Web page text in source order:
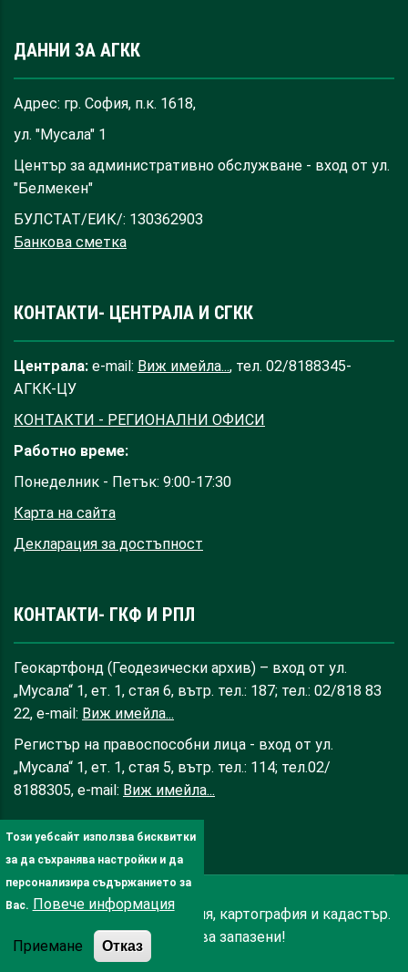
ДАННИ ЗА АГКК
Адрес: гр. София, п.к. 1618,
ул. "Мусала" 1
Център за административно обслужване - вход от ул.
"Белмекен"
БУЛСТАТ/ЕИК/: 130362903
Банкова сметка
КОНТАКТИ- ЦЕНТРАЛА И СГКК
Централа: e-mail: Виж имейла..., тел. 02/8188345-
АГКК-ЦУ
КОНТАКТИ - РЕГИОНАЛНИ ОФИСИ
Работно време:
Понеделник - Петък: 9:00-17:30
Карта на сайта
Декларация за достъпност
КОНТАКТИ- ГКФ И РПЛ
Геокартфонд (Геодезически архив) – вход от ул.
„Мусала“ 1, ет. 1, стая 6, вътр. тел.: 187; тел.: 02/818 83
22, e-mail: Виж имейла...
Регистър на правоспособни лица - вход от ул.
„Мусала“ 1, ет. 1, стая 5, вътр. тел.: 114; тел.02/
8188305, e-mail: Виж имейла...
© 2025 Агенция по геодезия, картография и кадастър.
Всички права запазени!
Този уебсайт използва бисквитки
за да съхранява настройки и да
персонализира съдържанието за
Вас. Повече информация
Приемане Отказ